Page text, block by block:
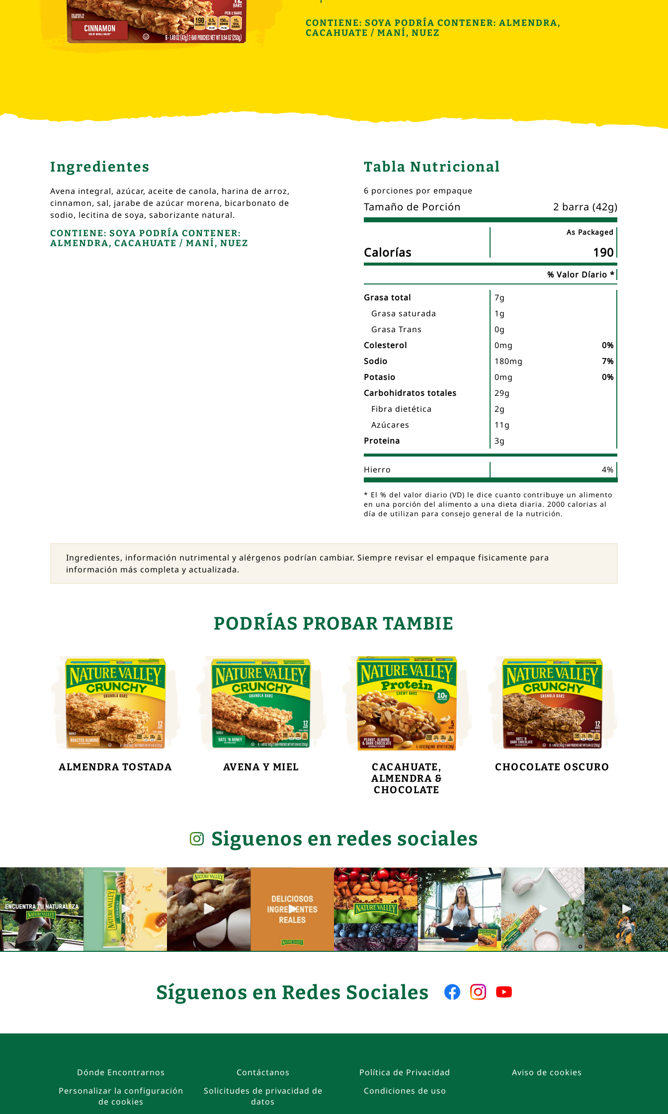
CONTIENE: SOYA PODRÍA CONTENER: ALMENDRA,
CACAHUATE / MANÍ, NUEZ
Ingredientes
Avena integral, azúcar, aceite de canola, harina de arroz,
cinnamon, sal, jarabe de azúcar morena, bicarbonato de
sodio, lecitina de soya, saborizante natural.
CONTIENE: SOYA PODRÍA CONTENER:
ALMENDRA, CACAHUATE / MANÍ, NUEZ
Tabla Nutricional
6 porciones por empaque
Tamaño de Porción 2 barra (42g)
Tabla
nutricional
nutriente
As Packaged
Calorías 190
% Valor Díario *
Grasa total
7g
Grasa saturada
1g
Grasa Trans
0g
Colesterol
0mg
0%
Sodio
180mg
7%
Potasio
0mg
0%
Carbohidratos totales
29g
Fibra dietética
2g
Azúcares
11g
Proteina
3g
Hierro 4%
* El % del valor diario (VD) le dice cuanto contribuye un alimento
en una porción del alimento a una dieta diaria. 2000 calorias al
día de utilizan para consejo general de la nutrición.
Ingredientes, información nutrimental y alérgenos podrían cambiar. Siempre revisar el empaque fisicamente para
información más completa y actualizada.
PODRÍAS PROBAR TAMBIE
ALMENDRA TOSTADA AVENA Y MIEL
CACAHUATE,
ALMENDRA &
CHOCOLATE
CHOCOLATE OSCURO
Siguenos en redes sociales
Síguenos en Redes Sociales Síguenos
en
Facebook
Síguenos
en
Instagram
Síguenos
en
Dónde Encontrarnos Contáctanos Política de Privacidad
Aviso de cookies
Personalizar la configuración
de cookies
Solicitudes de privacidad de
datos
Condiciones de uso